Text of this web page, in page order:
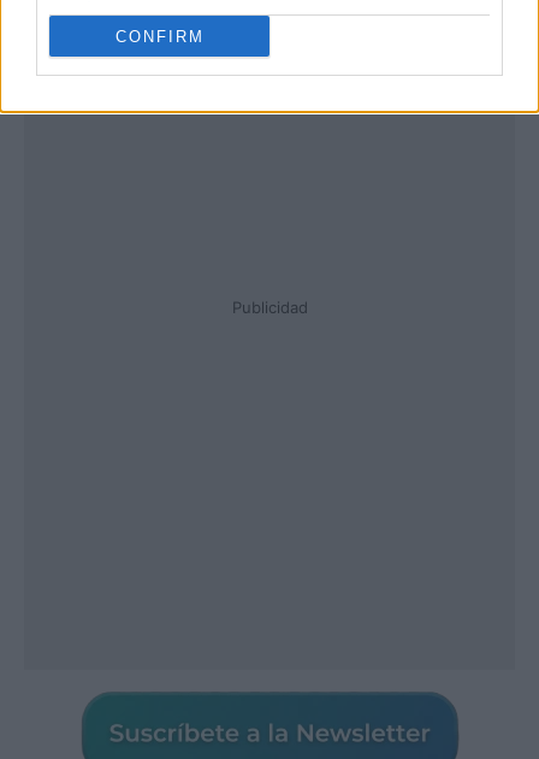
CONFIRM
Publicidad